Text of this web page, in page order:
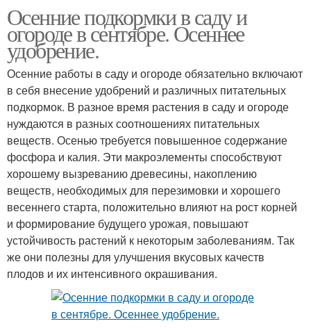
Осенние подкормки в саду и
огороде в сентябре. Осеннее
удобрение.
Осенние работы в саду и огороде обязательно включают
в себя внесение удобрений и различных питательных
подкормок. В разное время растения в саду и огороде
нуждаются в разных соотношениях питательных
веществ. Осенью требуется повышенное содержание
фосфора и калия. Эти макроэлементы способствуют
хорошему вызреванию древесины, накоплению
веществ, необходимых для перезимовки и хорошего
весеннего старта, положительно влияют на рост корней
и формирование будущего урожая, повышают
устойчивость растений к некоторым заболеваниям. Так
же они полезны для улучшения вкусовых качеств
плодов и их интенсивного окрашивания.